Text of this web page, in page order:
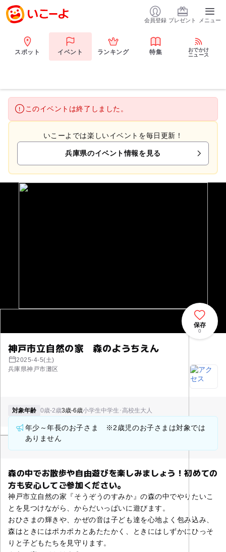
会員登録 プレゼント メニュー
スポット イベント ランキング 特集
おでかけ
ニュース
このイベントは終了しました。
いこーよでは楽しいイベントを毎日更新！
兵庫県のイベント情報を見る
神戸市立自然の家 森のようちえん
2025-4-5(土)
兵庫県神戸市灘区
保存
0
対象年齢 0歳-2歳3歳-6歳小学生中学生･高校生大人
年少～年長のお子さま ※2歳児のお子さまは対象では
ありません
森の中でお散歩や自由遊びを楽しみましょう！初めての
方も安心してご参加ください。
神戸市立自然の家『そうぞうのすみか』の森の中でやりたいこ
とを見つけながら、からだいっぱいに遊びます。
おひさまの輝きや、かぜの音は子ども達を心地よく包み込み、
森はときにはポカポカとあたたかく、ときにはしずかにひっそ
りと子どもたちを見守ります。